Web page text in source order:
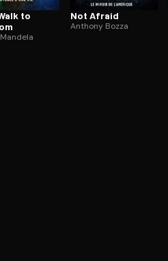
to
Not Afraid
Anthony Bozza